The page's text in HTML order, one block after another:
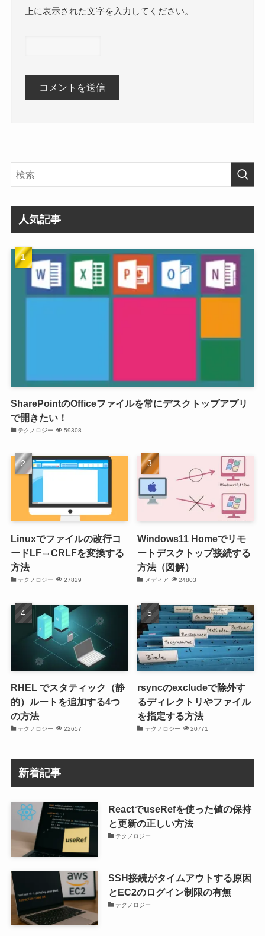
上に表示された文字を入力してください。
人気記事
SharePointのOfficeファイルを常にデスクトップアプリ
で開きたい！
テクノロジー 59308
Linuxでファイルの改行コ
ードLF⇔CRLFを変換する
方法
テクノロジー 27829
Windows11 Homeでリモ
ートデスクトップ接続する
方法（図解）
メディア 24803
RHEL でスタティック（静
的）ルートを追加する4つ
の方法
テクノロジー 22657
rsyncのexcludeで除外す
るディレクトリやファイル
を指定する方法
テクノロジー 20771
新着記事
ReactでuseRefを使った値の保持
と更新の正しい方法
テクノロジー
SSH接続がタイムアウトする原因
とEC2のログイン制限の有無
テクノロジー